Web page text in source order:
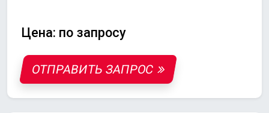
Цена: по запросу
ОТПРАВИТЬ ЗАПРОС